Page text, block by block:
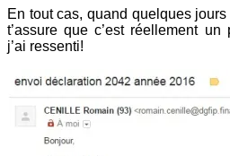
En tout cas, quand quelques
t’assure que c’est réellement
j’ai ressenti!